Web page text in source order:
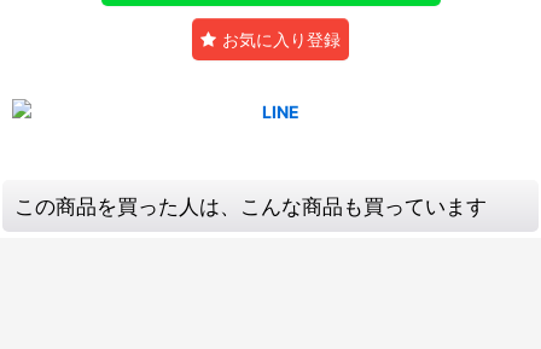
お気に入り登録
この商品を買った人は、こんな商品も買っています